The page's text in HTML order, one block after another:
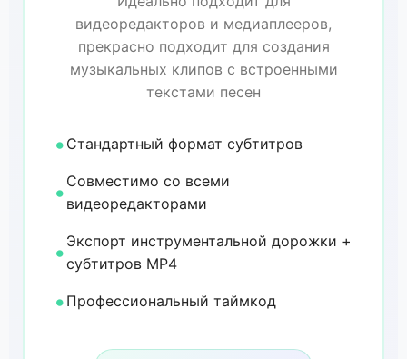
видеоредакторов и медиаплееров,
прекрасно подходит для создания
музыкальных клипов с встроенными
текстами песен
Стандартный формат субтитров
Совместимо со всеми
видеоредакторами
Экспорт инструментальной дорожки +
субтитров MP4
Профессиональный таймкод